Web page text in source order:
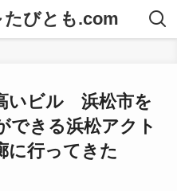
びとも.com
いビル 浜松市を
できる浜松アクト
に行ってきた